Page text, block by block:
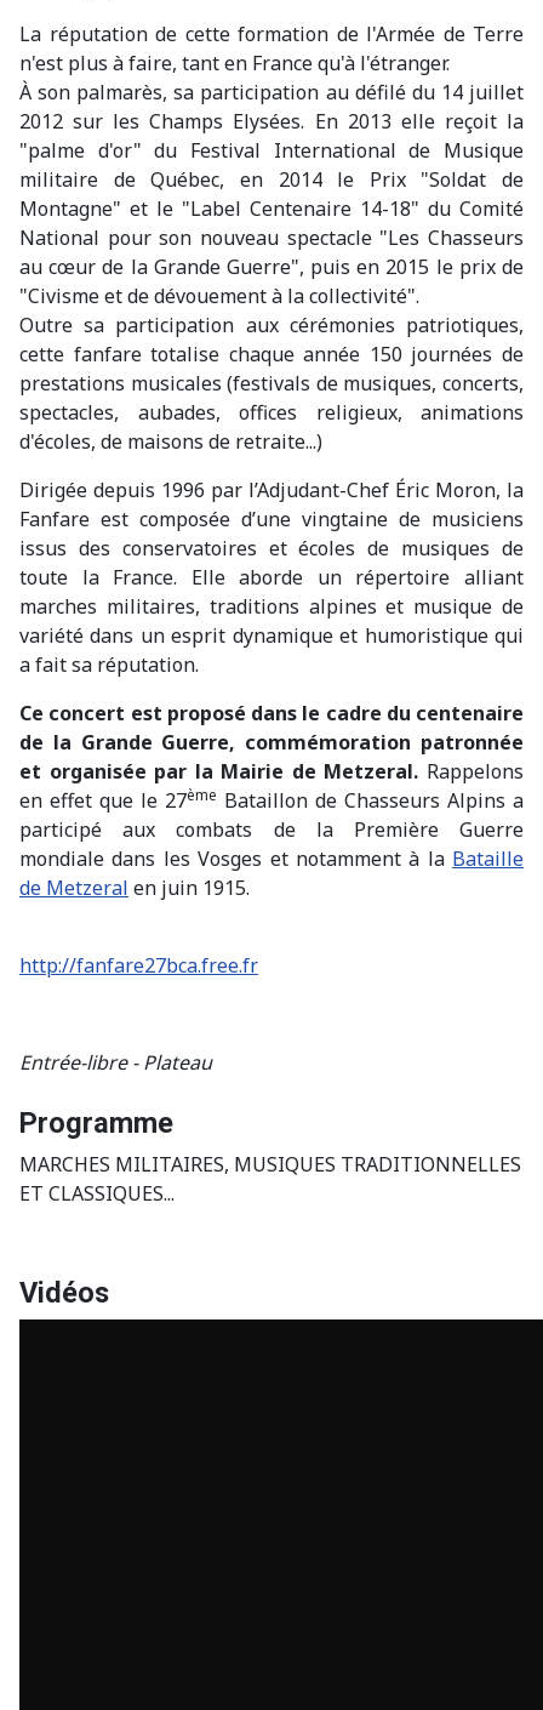
La réputation de cette formation de l'Armée de Terre
n'est plus à faire, tant en France qu'à l'étranger.
À son palmarès, sa participation au défilé du 14 juillet
2012 sur les Champs Elysées. En 2013 elle reçoit la
"palme d'or" du Festival International de Musique
militaire de Québec, en 2014 le Prix "Soldat de
Montagne" et le "Label Centenaire 14-18" du Comité
National pour son nouveau spectacle "Les Chasseurs
au cœur de la Grande Guerre", puis en 2015 le prix de
"Civisme et de dévouement à la collectivité".
Outre sa participation aux cérémonies patriotiques,
cette fanfare totalise chaque année 150 journées de
prestations musicales (festivals de musiques, concerts,
spectacles, aubades, offices religieux, animations
d'écoles, de maisons de retraite...)
Dirigée depuis 1996 par l’Adjudant-Chef Éric Moron, la
Fanfare est composée d’une vingtaine de musiciens
issus des conservatoires et écoles de musiques de
toute la France. Elle aborde un répertoire alliant
marches militaires, traditions alpines et musique de
variété dans un esprit dynamique et humoristique qui
a fait sa réputation.
Ce concert est proposé dans le cadre du centenaire
de la Grande Guerre, commémoration patronnée
et organisée par la Mairie de Metzeral. Rappelons
en effet que le 27ème Bataillon de Chasseurs Alpins a
participé aux combats de la Première Guerre
mondialedans les Vosges et notamment à la Bataille
de Metzeral en juin 1915.
http://fanfare27bca.free.fr
Entrée-libre - Plateau
Programme
MARCHES MILITAIRES, MUSIQUES TRADITIONNELLES
ET CLASSIQUES...
Vidéos